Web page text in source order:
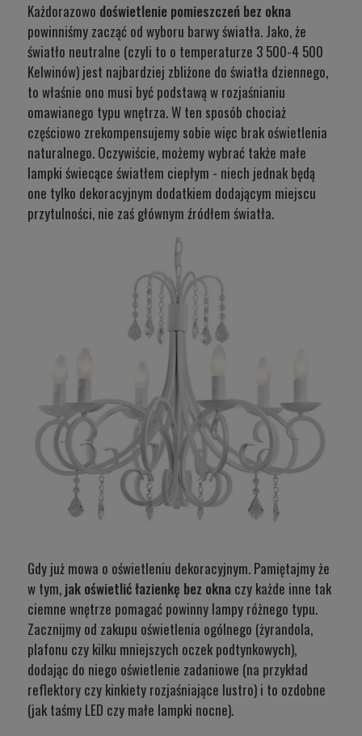
Każdorazowo doświetlenie pomieszczeń bez okna
powinniśmy zacząć od wyboru barwy światła. Jako, że
światło neutralne (czyli to o temperaturze 3 500-4 500
Kelwinów) jest najbardziej zbliżone do światła dziennego,
to właśnie ono musi być podstawą w rozjaśnianiu
omawianego typu wnętrza. W ten sposób chociaż
częściowo zrekompensujemy sobie więc brak oświetlenia
naturalnego. Oczywiście, możemy wybrać także małe
lampki świecące światłem ciepłym - niech jednak będą
one tylko dekoracyjnym dodatkiem dodającym miejscu
przytulności, nie zaś głównym źródłem światła.
Gdy już mowa o oświetleniu dekoracyjnym. Pamiętajmy że
w tym, jak oświetlić łazienkę bez okna czy każde inne tak
ciemne wnętrze pomagać powinny lampy różnego typu.
Zacznijmy od zakupu oświetlenia ogólnego (żyrandola,
plafonu czy kilku mniejszych oczek podtynkowych),
dodając do niego oświetlenie zadaniowe (na przykład
reflektory czy kinkiety rozjaśniające lustro) i to ozdobne
(jak taśmy LED czy małe lampki nocne).